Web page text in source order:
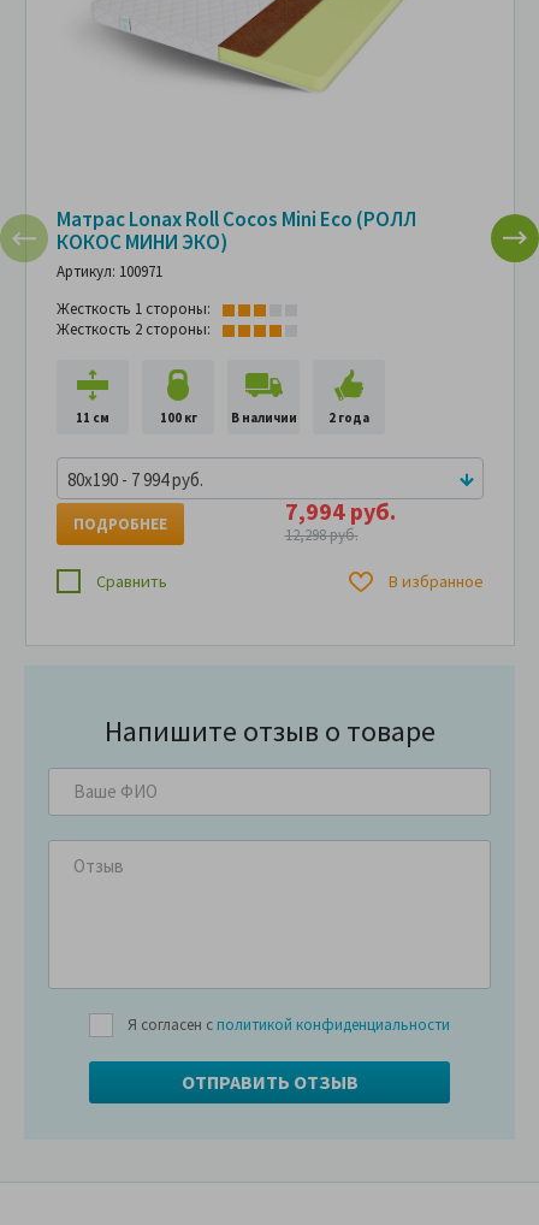
Матрас Lonax Roll Cocos Mini Eco (РОЛЛ
КОКОС МИНИ ЭКО)
Артикул: 100971
Жесткость 1 стороны:
Жесткость 2 стороны:
11 см 100 кг В наличии 2 года
80x190 - 7 994 руб.
7,994 руб.
12,298 руб.
ПОДРОБНЕЕ
Сравнить В избранное
Напишите отзыв о товаре
Я согласен с политикой конфиденциальности